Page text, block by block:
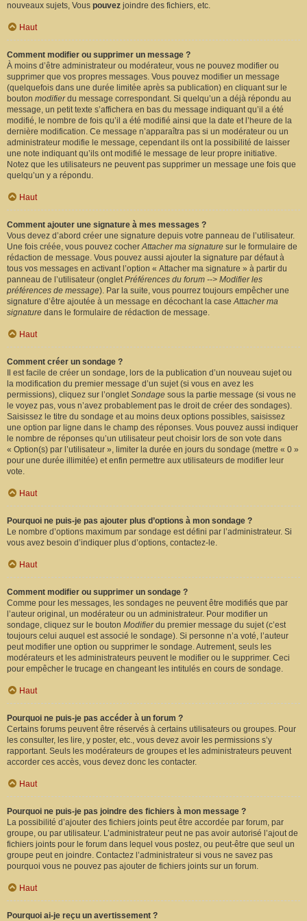
nouveaux sujets, Vous pouvez joindre des fichiers, etc.
Haut
Comment modifier ou supprimer un message ?
À moins d’être administrateur ou modérateur, vous ne pouvez modifier ou
supprimer que vos propres messages. Vous pouvez modifier un message
(quelquefois dans une durée limitée après sa publication) en cliquant sur le
bouton modifierdu message correspondant. Si quelqu’un a déjà répondu au
message, un petit texte s’affichera en bas du message indiquant qu’il a été
modifié, le nombre de fois qu’il a été modifié ainsi que la date et l’heure de la
dernière modification. Ce message n’apparaîtra pas si un modérateur ou un
administrateur modifie le message, cependant ils ont la possibilité de laisser
une note indiquant qu’ils ont modifié le message de leur propre initiative.
Notez que les utilisateurs ne peuvent pas supprimer un message une fois que
quelqu’un y a répondu.
Haut
Comment ajouter une signature à mes messages ?
Vous devez d’abord créer une signature depuis votre panneau de l’utilisateur.
Une fois créée, vous pouvez cocherAttacher ma signature sur le formulaire de
rédaction de message. Vous pouvez aussi ajouter la signature par défaut à
tous vos messages en activant l’option « Attacher ma signature » à partir du
panneau de l’utilisateur (ongletPréférences du forum --> Modifier les
préférences de message). Par la suite, vous pourrez toujours empêcher une
signature d’être ajoutée à un message en décochant la caseAttacher ma
signature dans le formulaire de rédaction de message.
Haut
Comment créer un sondage ?
Il est facile de créer un sondage, lors de la publication d’un nouveau sujet ou
la modification du premier message d’un sujet (si vous en avez les
permissions), cliquez sur l’ongletSondage sous la partie message (si vous ne
le voyez pas, vous n’avez probablement pas le droit de créer des sondages).
Saisissez le titre du sondage et au moins deux options possibles, saisissez
une option par ligne dans le champ des réponses. Vous pouvez aussi indiquer
le nombre de réponses qu’un utilisateur peut choisir lors de son vote dans
« Option(s) par l’utilisateur », limiter la durée en jours du sondage (mettre « 0 »
pour une durée illimitée) et enfin permettre aux utilisateurs de modifier leur
vote.
Haut
Pourquoi ne puis-je pas ajouter plus d’options à mon sondage ?
Le nombre d’options maximum par sondage est défini par l’administrateur. Si
vous avez besoin d’indiquer plus d’options, contactez-le.
Haut
Comment modifier ou supprimer un sondage ?
Comme pour les messages, les sondages ne peuvent être modifiés que par
l’auteur original, un modérateur ou un administrateur. Pour modifier un
sondage, cliquez sur le bouton Modifierdu premier message du sujet (c’est
toujours celui auquel est associé le sondage). Si personne n’a voté, l’auteur
peut modifier une option ou supprimer le sondage. Autrement, seuls les
modérateurs et les administrateurs peuvent le modifier ou le supprimer. Ceci
pour empêcher le trucage en changeant les intitulés en cours de sondage.
Haut
Pourquoi ne puis-je pas accéder à un forum ?
Certains forums peuvent être réservés à certains utilisateurs ou groupes. Pour
les consulter, les lire, y poster, etc., vous devez avoir les permissions s’y
rapportant. Seuls les modérateurs de groupes et les administrateurs peuvent
accorder ces accès, vous devez donc les contacter.
Haut
Pourquoi ne puis-je pas joindre des fichiers à mon message ?
La possibilité d’ajouter des fichiers joints peut être accordée par forum, par
groupe, ou par utilisateur. L’administrateur peut ne pas avoir autorisé l’ajout de
fichiers joints pour le forum dans lequel vous postez, ou peut-être que seul un
groupe peut en joindre. Contactez l’administrateur si vous ne savez pas
pourquoi vous ne pouvez pas ajouter de fichiers joints sur un forum.
Haut
Pourquoi ai-je reçu un avertissement ?